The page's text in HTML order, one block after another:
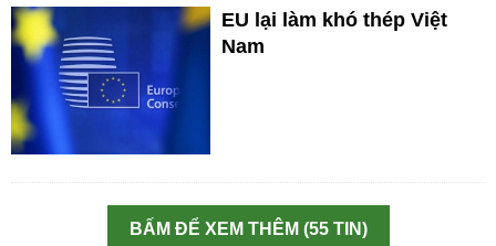
EU lại làm khó thép Việt
Nam
BẤM ĐỂ XEM THÊM (55 TIN)